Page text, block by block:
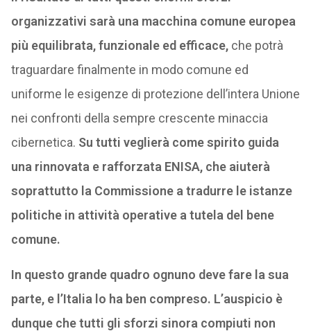
organizzativi sarà una macchina comune europea
più equilibrata, funzionale ed efficace,che potrà
traguardare finalmente in modo comune ed
uniforme le esigenze di protezione dell’intera Unione
nei confronti della sempre crescente minaccia
cibernetica. Su tutti veglierà come spirito guida
una rinnovata e rafforzata ENISA, che aiuterà
soprattutto la Commissione a tradurre le istanze
politiche in attività operative a tutela del bene
comune.
In questo grande quadro ognuno deve fare la sua
parte, e l’Italia lo ha ben compreso. L’auspicio è
dunque che tutti gli sforzi sinora compiuti non